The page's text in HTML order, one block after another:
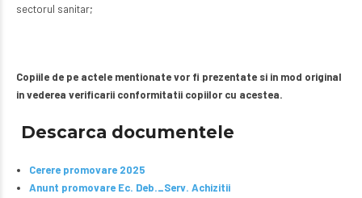
sectorul sanitar;
Copiile de pe actele mentionate vor fi prezentate si in mod original
in vederea verificarii conformitatii copiilor cu acestea.
Descarca documentele
Cerere promovare 2025
Anunt promovare Ec. Deb._Serv. Achizitii